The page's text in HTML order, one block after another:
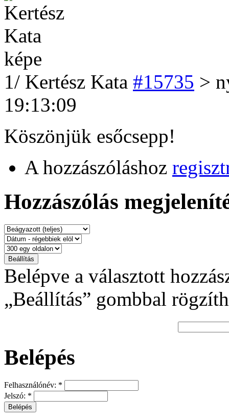
1/ Kertész Kata #15735 >
19:13:09
Köszönjük esőcsepp!
A hozzászóláshoz
Hozzászólás
Belépve a választott
„Beállítás” gombbal
Belépés
Felhasználónév: *
Jelszó: *